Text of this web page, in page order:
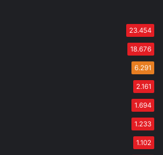
23.454
18.676
6.291
2.161
1.694
1.233
1.102